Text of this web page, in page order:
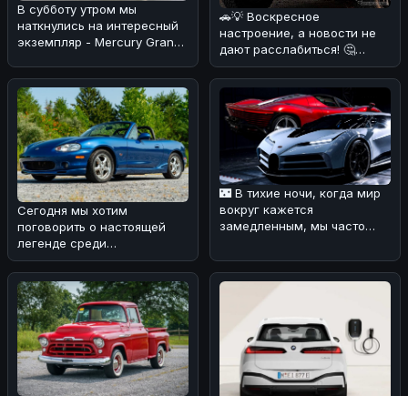
В субботу утром мы
наткнулись на интересный
экземпляр - Mercury Grand
🚗💡 Воскресное
настроение, а новости не
дают расслабиться! 🤔
Появились слухи о
возможном возрожден
Сегодня мы хотим
поговорить о настоящей
легенде среди
автомобилей — Mazda MX-
5 Miata 1999 года в юби
🌃 В тихие ночи, когда мир
вокруг кажется
замедленным, мы часто
значит быть